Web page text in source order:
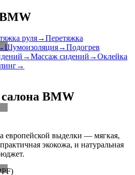
руля→Перетяжка
Шумоизоляция→Подогрев
→Массаж сидений →Оклейка
→
BMW
европейской выделки — мягкая,
экокожа, и натуральная